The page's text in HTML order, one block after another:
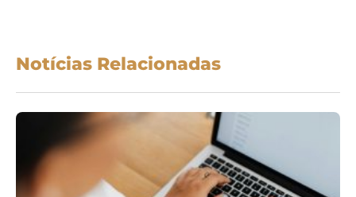
Notícias Relacionadas